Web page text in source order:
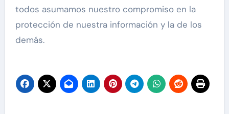
todos asumamos nuestro compromiso en la
protección de nuestra información y la de los
demás.